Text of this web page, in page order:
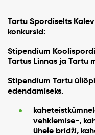
Tartu Spordiselts
konkursid:
Stipendium
Tartus Linnas ja Tartu
Stipendium Tartu
edendamiseks.
vehklemise-,
ühele bridži,